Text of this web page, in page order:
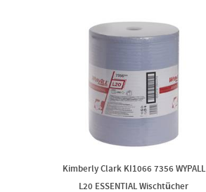
Kimberly Clark KI1066 7356 WYPALL
L20 ESSENTIAL Wischtücher